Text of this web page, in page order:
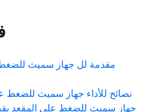
مقدمة لل جهاز سميث
نصائح للأداء جهاز سميث للضغط
جهاز سميث للضغط على المقعد